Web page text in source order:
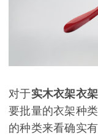
对于实木衣架衣
要批量的衣架种
的种类来看确实